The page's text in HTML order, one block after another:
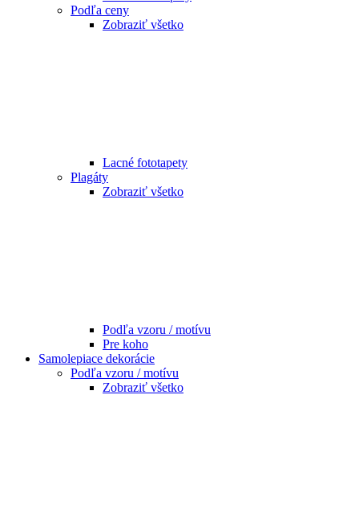
Podľa ceny
Zobraziť všetko
Lacné fototapety
Plagáty
Zobraziť všetko
Podľa vzoru / motívu
Pre koho
Samolepiace dekorácie
Podľa vzoru / motívu
Zobraziť všetko